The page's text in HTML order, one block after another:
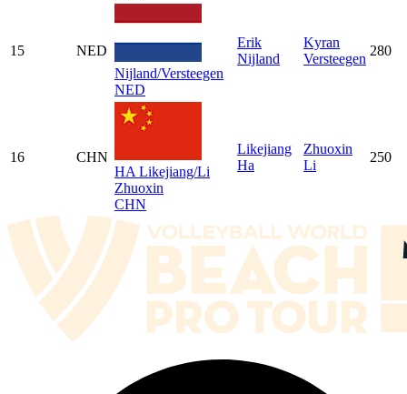
15
NED
Nijland/Versteegen
NED
Erik
Nijland
Kyran
Versteegen
280
16
CHN
HA Likejiang/Li
Zhuoxin
CHN
Likejiang
Ha
Zhuoxin
Li
250